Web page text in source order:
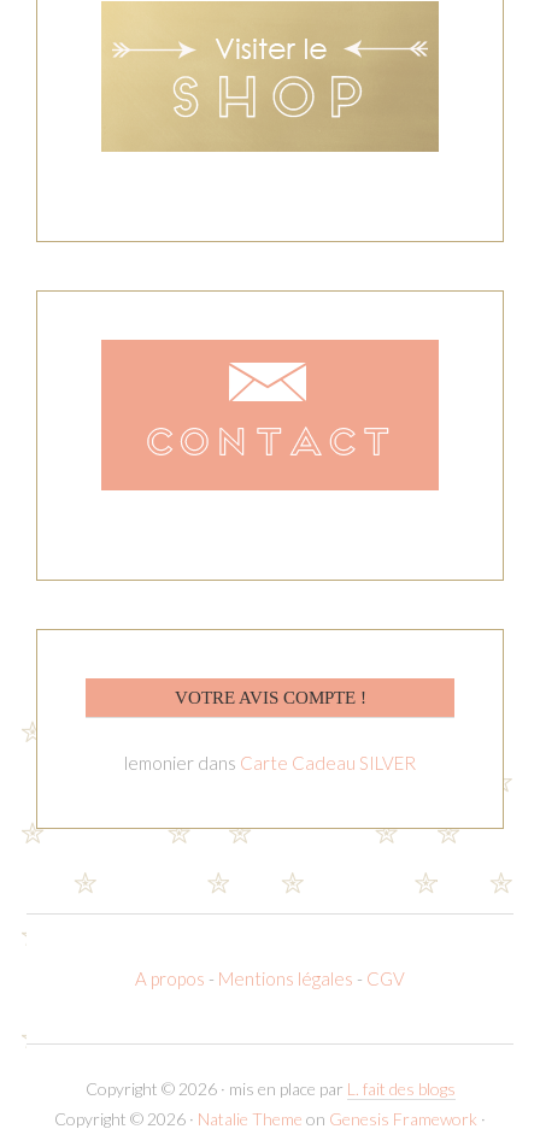
VOTRE AVIS COMPTE !
lemonier dans Carte Cadeau SILVER
A propos - Mentions légales - CGV
Copyright © 2026 · mis en place par L. fait des blogs
Copyright © 2026 · Natalie Theme on Genesis Framework ·